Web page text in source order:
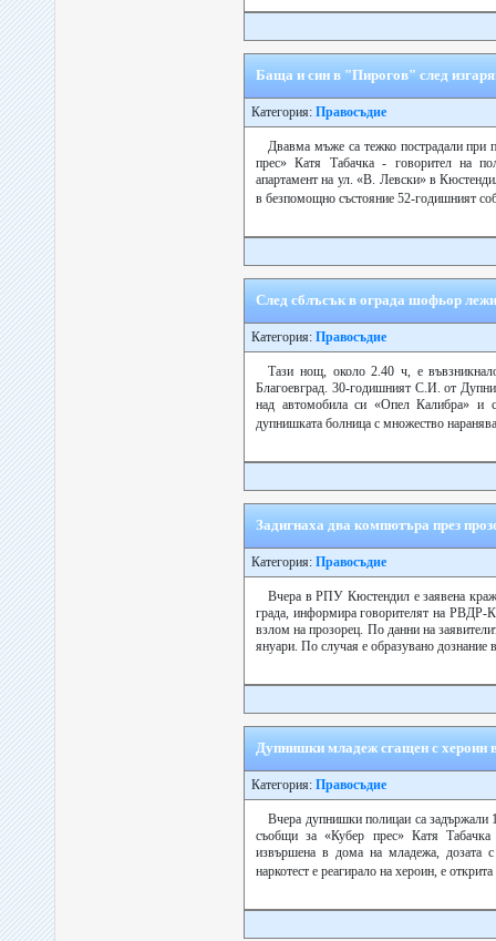
Баща и син в "Пирогов" след
Категория: Правосъдие
Двавма мъже са тежко пострадали
прес» Катя Табачка - говорител на
апартамент на ул. «В. Левски» в
в безпомощно състояние 52-годишният
След сблъсък в ограда шофьор
Категория: Правосъдие
Тази нощ, около 2.40 ч, е
Благоевград. 30-годишният С.И. от
над автомобила си «Опел Калибра» и
дупнишката болница с множество
Задигнаха два компютъра през
Категория: Правосъдие
Вчера в РПУ Кюстендил е заявена
града, информира говорителят на РВДР-
взлом на прозорец. По данни на
януари. По случая е образувано
Дупнишки младеж сгащен с хероин
Категория: Правосъдие
Вчера дупнишки полицаи са задържали
съобщи за «Кубер прес» Катя
извършена в дома на младежа, дозата с
наркотест е реагирало на хероин, е